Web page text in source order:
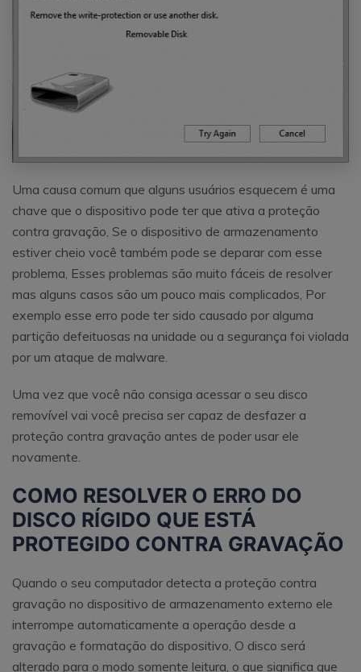
Uma causa comum que alguns usuários esquecem é uma
chave que o dispositivo pode ter que ativa a proteção
contra gravação, Se o dispositivo de armazenamento
estiver cheio você também pode se deparar com esse
problema, Esses problemas são muito fáceis de resolver
mas alguns casos são um pouco mais complicados, Por
exemplo esse erro pode ter sido causado por alguma
partição defeituosas na unidade ou a segurança foi violada
por um ataque de malware.
Uma vez que você não consiga acessar o seu disco
removível vai você precisa ser capaz de desfazer a
proteção contra gravação antes de poder usar ele
novamente.
COMO RESOLVER O ERRO DO
DISCO RÍGIDO QUE ESTÁ
PROTEGIDO CONTRA GRAVAÇÃO
Quando o seu computador detecta a proteção contra
gravação no dispositivo de armazenamento externo ele
interrompe automaticamente a operação desde a
gravação e formatação do dispositivo, O disco será
alterado para o modo somente leitura, o que significa que